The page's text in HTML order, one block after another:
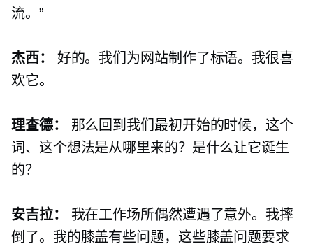
流。”
杰西：
好的。我们为网站制作了标语。我很喜
欢它。
理查德：
那么回到我们最初开始的时候，这个
词、这个想法是从哪里来的？是什么让它诞生
的？
安吉拉：
我在工作场所偶然遭遇了意外。我摔
倒了。我的膝盖有些问题，这些膝盖问题要求